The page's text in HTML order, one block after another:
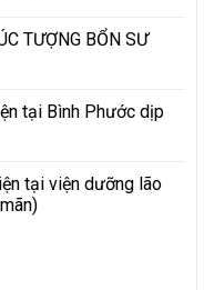
TƯỢNG BỔN SƯ
tại Bình Phước dịp
tại viện dưỡng lão